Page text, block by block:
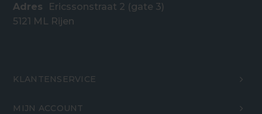
Adres
Ericssonstraat 2 (gate 3)
5121 ML Rijen
KLANTENSERVICE
MIJN ACCOUNT